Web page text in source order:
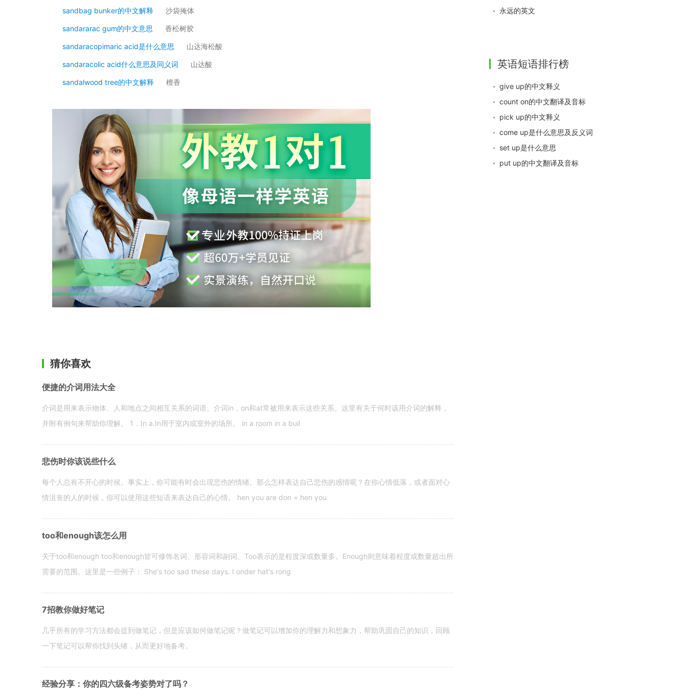
sandbag bunker的中文解释 沙袋掩体
sandararac gum的中文意思 香松树胶
sandaracopimaric acid是什么意思 山达海松酸
sandaracolic acid什么意思及同义词 山达酸
sandalwood tree的中文解释 檀香
猜你喜欢
便捷的介词用法大全
介词是用来表示物体、人和地点之间相互关系的词语。介词in，on和at常被用来表示这些关系。这里有关于何时该用介词的解释，
并附有例句来帮助你理解。 1．In a.In用于室内或室外的场所。 in a room in a buil
悲伤时你该说些什么
每个人总有不开心的时候。事实上，你可能有时会出现悲伤的情绪。那么怎样表达自己悲伤的感情呢？在你心情低落，或者面对心
情沮丧的人的时候，你可以使用这些短语来表达自己的心情。 hen you are don = hen you
too和enough该怎么用
关于too和enough too和enough皆可修饰名词、形容词和副词。Too表示的是程度深或数量多。Enough则意味着程度或数量超出所
需要的范围。这里是一些例子： She's too sad these days. I onder hat's rong
7招教你做好笔记
几乎所有的学习方法都会提到做笔记，但是应该如何做笔记呢？做笔记可以增加你的理解力和想象力，帮助巩固自己的知识，回顾
一下笔记可以帮你找到头绪，从而更好地备考。
经验分享：你的四六级备考姿势对了吗？
永远的英文
英语短语排行榜
give up的中文释义
count on的中文翻译及音标
pick up的中文释义
come up是什么意思及反义词
set up是什么意思
put up的中文翻译及音标